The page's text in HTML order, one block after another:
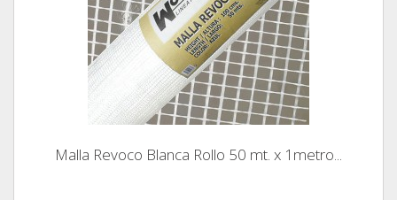
Malla Revoco Blanca Rollo 50 mt. x 1metro...